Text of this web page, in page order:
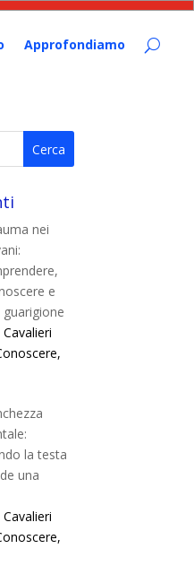
Approfondiamo
nei
e
la testa
una